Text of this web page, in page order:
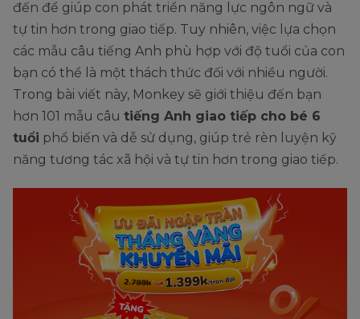
đến để giúp con phát triển năng lực ngôn ngữ và
tự tin hơn trong giao tiếp. Tuy nhiên, việc lựa chọn
các mẫu câu tiếng Anh phù hợp với độ tuổi của con
bạn có thể là một thách thức đối với nhiều người.
Trong bài viết này, Monkey sẽ giới thiệu đến bạn
hơn 101 mẫu câu tiếng Anh giao tiếp cho bé 6
tuổi phổ biến và dễ sử dụng, giúp trẻ rèn luyện kỹ
năng tương tác xã hội và tự tin hơn trong giao tiếp.